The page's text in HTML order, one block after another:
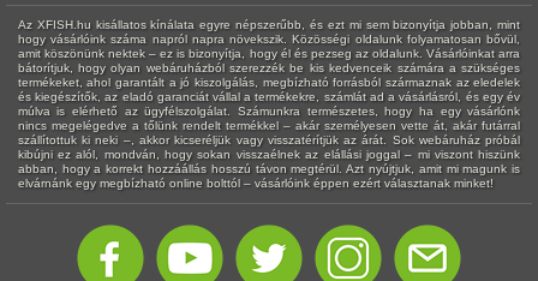
Az XFISH.hu kisállatos kínálata egyre népszerűbb, és ezt mi sem bizonyítja jobban, mint
hogy vásárlóink száma napról napra növekszik. Közösségi oldalunk folyamatosan bővül,
amit köszönünk nektek – ez is bizonyítja, hogy él és pezseg az oldalunk. Vásárlóinkat arra
bátorítjuk, hogy olyan webáruházból szerezzék be kis kedvenceik számára a szükséges
termékeket, ahol garantált a jó kiszolgálás, megbízható forrásból származnak az eledelek
és kiegészítők, az eladó garanciát vállal a termékekre, számlát ad a vásárlásról, és egy év
múlva is elérhető az ügyfélszolgálat. Számunkra természetes, hogy ha egy vásárlónk
nincs megelégedve a tőlünk rendelt termékkel – akár személyesen vette át, akár futárral
szállítottuk ki neki –, akkor kicseréljük vagy visszatérítjük az árát. Sok webáruház próbál
kibújni ez alól, mondván, hogy sokan visszaélnek az elállási joggal – mi viszont hiszünk
abban, hogy a korrekt hozzáállás hosszú távon megtérül. Azt nyújtjuk, amit mi magunk is
elvárnánk egy megbízható online bolttól – vásárlóink éppen ezért választanak minket!